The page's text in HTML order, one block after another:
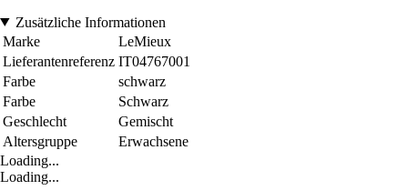
Zusätzliche Informationen
Marke
LeMieux
Lieferantenreferenz IT04767001
Farbe
schwarz
Farbe
Schwarz
Geschlecht
Gemischt
Altersgruppe
Erwachsene
Loading...
Loading...